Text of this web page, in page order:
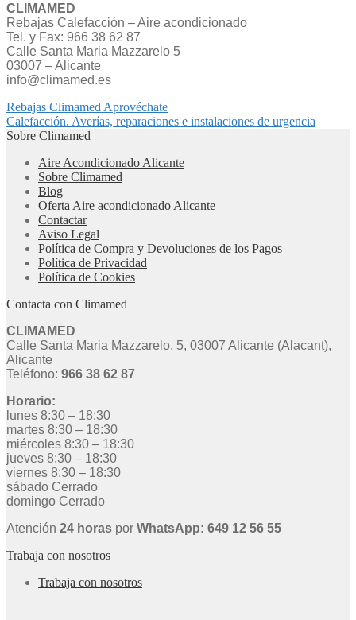
CLIMAMED
Rebajas Calefacción – Aire acondicionado
Tel. y Fax: 966 38 62 87
Calle Santa Maria Mazzarelo 5
03007 – Alicante
info@climamed.es
Navegación
de
entradas
Anterior:
Rebajas Climamed Aprovéchate
Siguiente:
Calefacción. Averías, reparaciones e instalaciones de urgencia
Sobre Climamed
Aire Acondicionado Alicante
Sobre Climamed
Blog
Oferta Aire acondicionado Alicante
Contactar
Aviso Legal
Política de Compra y Devoluciones de los Pagos
Política de Privacidad
Política de Cookies
Contacta con Climamed
CLIMAMED
Calle Santa Maria Mazzarelo, 5, 03007 Alicante (Alacant),
Alicante
Teléfono: 966 38 62 87
Horario:
lunes 8:30 – 18:30
martes 8:30 – 18:30
miércoles 8:30 – 18:30
jueves 8:30 – 18:30
viernes 8:30 – 18:30
sábado Cerrado
domingo Cerrado
Atención 24 horas por WhatsApp: 649 12 56 55
Trabaja con nosotros
Trabaja con nosotros